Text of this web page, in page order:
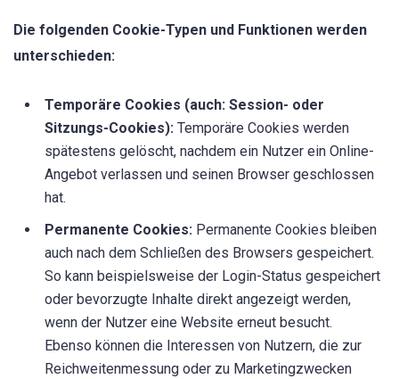
Die folgenden Cookie-Typen und Funktionen werden
unterschieden:
Temporäre Cookies (auch: Session- oder
Sitzungs-Cookies): Temporäre Cookies werden
spätestens gelöscht, nachdem ein Nutzer ein Online-
Angebot verlassen und seinen Browser geschlossen
hat.
Permanente Cookies: Permanente Cookies bleiben
auch nach dem Schließen des Browsers gespeichert.
So kann beispielsweise der Login-Status gespeichert
oder bevorzugte Inhalte direkt angezeigt werden,
wenn der Nutzer eine Website erneut besucht.
Ebenso können die Interessen von Nutzern, die zur
Reichweitenmessung oder zu Marketingzwecken